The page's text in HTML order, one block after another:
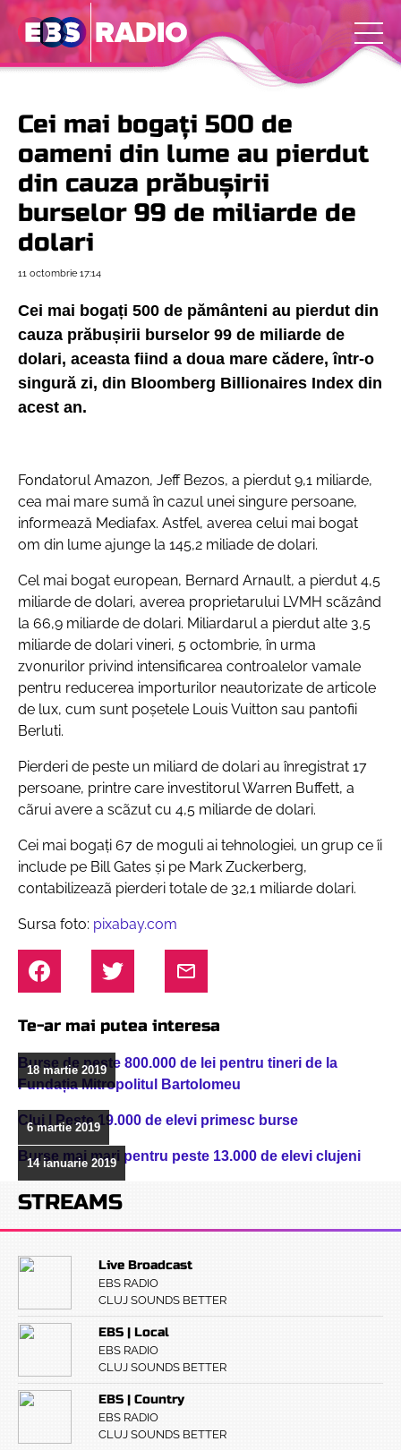
Cei mai bogați 500 de
oameni din lume au pierdut
din cauza prăbușirii
burselor 99 de miliarde de
dolari
11 octombrie 17:14
Cei mai bogați 500 de pământeni au pierdut din
cauza prăbușirii burselor 99 de miliarde de
dolari, aceasta fiind a doua mare cădere, într-o
singură zi, din Bloomberg Billionaires Index din
acest an.
Fondatorul Amazon, Jeff Bezos, a pierdut 9,1 miliarde,
cea mai mare sumă în cazul unei singure persoane,
informează Mediafax. Astfel, averea celui mai bogat
om din lume ajunge la 145,2 miliade de dolari.
Cel mai bogat european, Bernard Arnault, a pierdut 4,5
miliarde de dolari, averea proprietarului LVMH scãzând
la 66,9 miliarde de dolari. Miliardarul a pierdut alte 3,5
miliarde de dolari vineri, 5 octombrie, în urma
zvonurilor privind intensificarea controalelor vamale
pentru reducerea importurilor neautorizate de articole
de lux, cum sunt poșetele Louis Vuitton sau pantofii
Berluti.
Pierderi de peste un miliard de dolari au înregistrat 17
persoane, printre care investitorul Warren Buffett, a
cãrui avere a scãzut cu 4,5 miliarde de dolari.
Cei mai bogați 67 de moguli ai tehnologiei, un grup ce îi
include pe Bill Gates și pe Mark Zuckerberg,
contabilizeazã pierderi totale de 32,1 miliarde dolari.
Sursa foto: pixabay.com
Te-ar mai putea interesa
Burse de peste 800.000 de lei pentru tineri de la
Fundația Mitropolitul Bartolomeu
18 martie 2019
Cluj | Peste 19.000 de elevi primesc burse
6 martie 2019
Burse mai mari pentru peste 13.000 de elevi clujeni
14 ianuarie 2019
STREAMS
Live Broadcast
EBS RADIO
CLUJ SOUNDS BETTER
EBS | Local
EBS RADIO
CLUJ SOUNDS BETTER
EBS | Country
EBS RADIO
CLUJ SOUNDS BETTER